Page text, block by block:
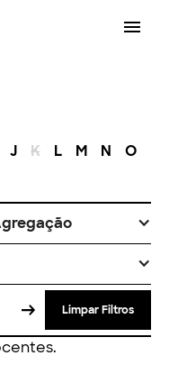
J K L M N O
Limpar Filtros